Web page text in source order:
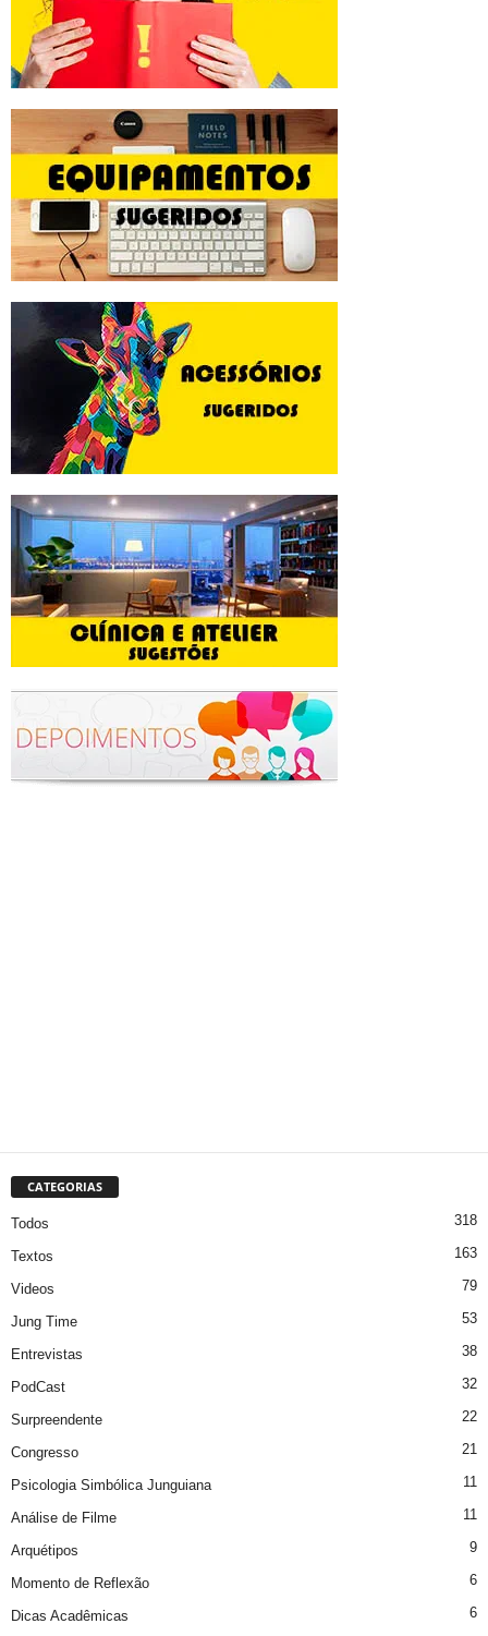
CATEGORIAS
Todos 318
Textos 163
Videos 79
Jung Time 53
Entrevistas 38
PodCast 32
Surpreendente 22
Congresso 21
Psicologia Simbólica Junguiana 11
Análise de Filme 11
Arquétipos 9
Momento de Reflexão 6
Dicas Acadêmicas 6